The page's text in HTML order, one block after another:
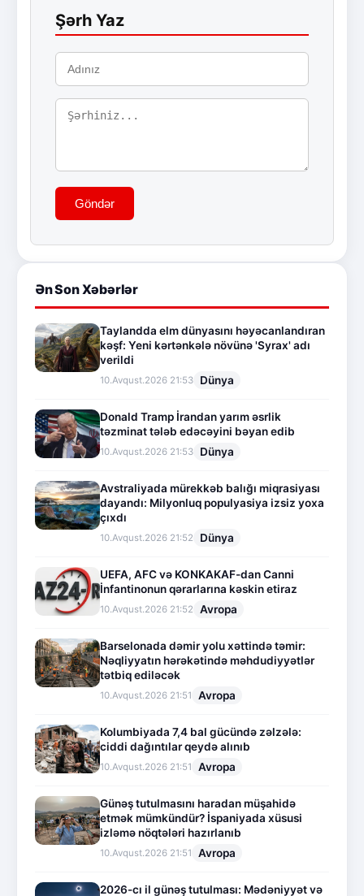
Şərh Yaz
Göndər
Ən Son Xəbərlər
Taylandda elm dünyasını həyəcanlandıran
kəşf: Yeni kərtənkələ növünə 'Syrax' adı
verildi
10.Avqust.2026 21:53 Dünya
Donald Tramp İrandan yarım əsrlik
təzminat tələb edəcəyini bəyan edib
10.Avqust.2026 21:53 Dünya
Avstraliyada mürekkəb balığı miqrasiyası
dayandı: Milyonluq populyasiya izsiz yoxa
çıxdı
10.Avqust.2026 21:52 Dünya
UEFA, AFC və KONKAKAF-dan Canni
İnfantinonun qərarlarına kəskin etiraz
10.Avqust.2026 21:52 Avropa
Barselonada dəmir yolu xəttində təmir:
Nəqliyyatın hərəkətində məhdudiyyətlər
tətbiq ediləcək
10.Avqust.2026 21:51 Avropa
Kolumbiyada 7,4 bal gücündə zəlzələ:
ciddi dağıntılar qeydə alınıb
10.Avqust.2026 21:51 Avropa
Günəş tutulmasını haradan müşahidə
etmək mümkündür? İspaniyada xüsusi
izləmə nöqtələri hazırlanıb
10.Avqust.2026 21:51 Avropa
2026-cı il günəş tutulması: Mədəniyyət və